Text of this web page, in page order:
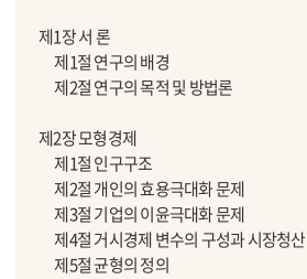
제1장 서 론
제1절 연구의 배경
제2절 연구의 목적 및 방법론
제2장 모형경제
제1절 인구구조
제2절 개인의 효용극대화 문제
제3절 기업의 이윤극대화 문제
제4절 거시경제 변수의 구성과 시장청산
제5절 균형의 정의